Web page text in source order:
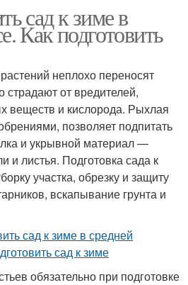
сад к зиме в
Как подготовить
неплохо переносят
страдают от вредителей,
веществ и кислорода. Рыхлая
позволяет подпитать
и укрывной материал —
и листья. Подготовка сада к
участка, обрезку и защиту
вскапывание грунта и
обязательно при подготовке